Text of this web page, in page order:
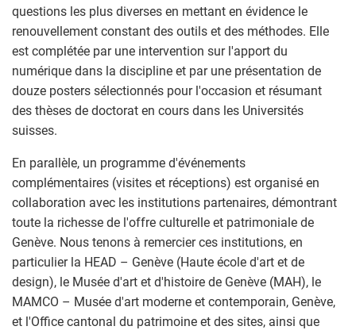
questions les plus diverses en mettant en évidence le
renouvellement constant des outils et des méthodes. Elle
est complétée par une intervention sur l'apport du
numérique dans la discipline et par une présentation de
douze posters sélectionnés pour l'occasion et résumant
des thèses de doctorat en cours dans les Universités
suisses.
En parallèle, un programme d'événements
complémentaires (visites et réceptions) est organisé en
collaboration avec les institutions partenaires, démontrant
toute la richesse de l'offre culturelle et patrimoniale de
Genève. Nous tenons à remercier ces institutions, en
particulier la HEAD – Genève (Haute école d'art et de
design), le Musée d'art et d'histoire de Genève (MAH), le
MAMCO – Musée d'art moderne et contemporain, Genève,
et l'Office cantonal du patrimoine et des sites, ainsi que